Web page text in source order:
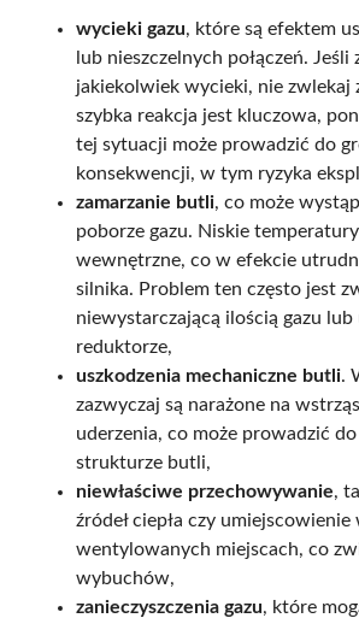
wycieki gazu, które są efektem
lub nieszczelnych połączeń. Jeśli
jakiekolwiek wycieki, nie zwlekaj
szybka reakcja jest kluczowa,
tej sytuacji może prowadzić do
konsekwencji, w tym ryzyka
zamarzanie butli, co może
poborze gazu. Niskie
wewnętrzne, co w efekcie
silnika. Problem ten często jest
niewystarczającą ilością gazu
reduktorze,
uszkodzenia mechaniczne butli.
zazwyczaj są narażone na
uderzenia, co może prowadzić
strukturze butli,
niewłaściwe przechowywanie,
źródeł ciepła czy umiejscowienie
wentylowanych miejscach, co
wybuchów,
zanieczyszczenia gazu, które